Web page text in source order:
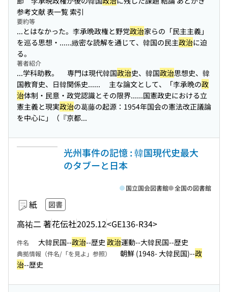
参考文献 表一覧 索引
要約等
...とはなかった。李承晩政権と野党政治家らの「民主主義」
を巡る思想・......緻密な読解を通じて、韓国の民主政治に迫
る。
著者紹介
...学科助教。 専門は現代韓国政治史、韓国政治思想史、韓
国教育史、日韓関係史...... 主な論文として、「李承晩の政
治体制・民意・政党認識とその限界......国憲政史における立
憲主義と現実政治の葛藤の起源：1954年国会の憲法改正議論
を中心に」（『京都...
光州事件の記憶 : 韓国現代史最大
のタブーと日本
紙 図書
高祐二 著花伝社2025.12<GE136-R34>
国立国会図書館 全国の図書館
件名 大韓民国--政治--歴史 政治運動--大韓民国--歴史
典拠情報（件名/「を見よ」参照） 朝鮮 (1948- 大韓民国)--政
治--歴史